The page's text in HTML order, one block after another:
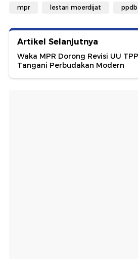
mpr lestari moerdijat ppdb
Artikel Selanjutnya
Waka MPR Dorong Revisi UU
Tangani Perbudakan Modern